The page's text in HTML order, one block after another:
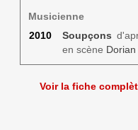
Musicienne
2010
Soupçons
en scène
Voir la fiche